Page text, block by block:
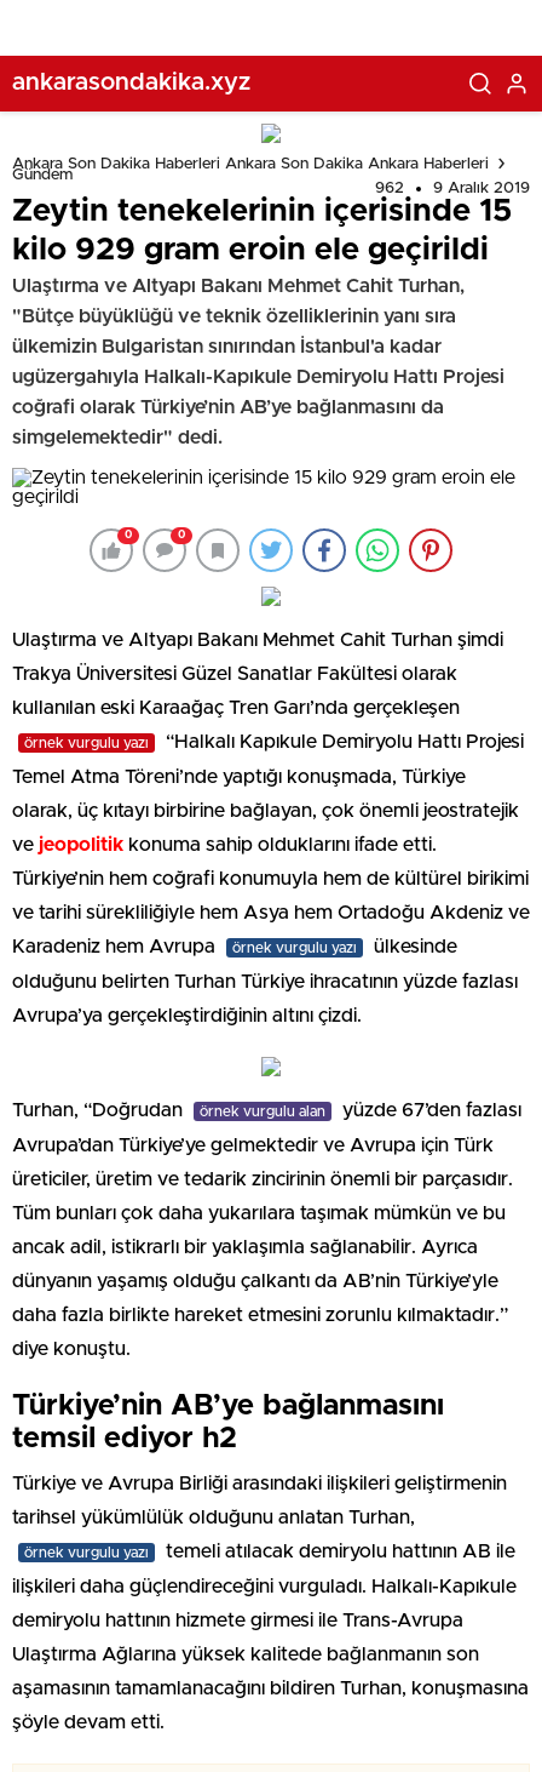
ankarasondakika.xyz
Ankara Son Dakika Haberleri Ankara Son Dakika Ankara Haberleri
Gündem
962
9 Aralık 2019
Zeytin tenekelerinin içerisinde 15
kilo 929 gram eroin ele geçirildi
Ulaştırma ve Altyapı Bakanı Mehmet Cahit Turhan,
"Bütçe büyüklüğü ve teknik özelliklerinin yanı sıra
ülkemizin Bulgaristan sınırından İstanbul'a kadar
ugüzergahıyla Halkalı-Kapıkule Demiryolu Hattı Projesi
coğrafi olarak Türkiye’nin AB’ye bağlanmasını da
simgelemektedir" dedi.
0 0
Ulaştırma ve Altyapı Bakanı Mehmet Cahit Turhan şimdi
Trakya Üniversitesi Güzel Sanatlar Fakültesi olarak
kullanılan eski Karaağaç Tren Garı’nda gerçekleşen
örnek vurgulu yazı
“Halkalı Kapıkule Demiryolu Hattı Projesi
Temel Atma Töreni’nde yaptığı konuşmada, Türkiye
olarak, üç kıtayı birbirine bağlayan, çok önemli jeostratejik
ve jeopolitik konuma sahip olduklarını ifade etti.
Türkiye’nin hem coğrafi konumuyla hem de kültürel birikimi
ve tarihi sürekliliğiyle hem Asya hem Ortadoğu Akdeniz ve
Karadeniz hem Avrupa
örnek vurgulu yazı
ülkesinde
olduğunu belirten Turhan Türkiye ihracatının yüzde fazlası
Avrupa’ya gerçekleştirdiğinin altını çizdi.
Turhan, “Doğrudan örnek vurgulu alan
yüzde 67’den fazlası
Avrupa’dan Türkiye’ye gelmektedir ve Avrupa için Türk
üreticiler, üretim ve tedarik zincirinin önemli bir parçasıdır.
Tüm bunları çok daha yukarılara taşımak mümkün ve bu
ancak adil, istikrarlı bir yaklaşımla sağlanabilir. Ayrıca
dünyanın yaşamış olduğu çalkantı da AB’nin Türkiye’yle
daha fazla birlikte hareket etmesini zorunlu kılmaktadır.”
diye konuştu.
Türkiye’nin AB’ye bağlanmasını
temsil ediyor h2
Türkiye ve Avrupa Birliği arasındaki ilişkileri geliştirmenin
tarihsel yükümlülük olduğunu anlatan Turhan,
örnek vurgulu yazı
temeli atılacak demiryolu hattının AB ile
ilişkileri daha güçlendireceğini vurguladı. Halkalı-Kapıkule
demiryolu hattının hizmete girmesi ile Trans-Avrupa
Ulaştırma Ağlarına yüksek kalitede bağlanmanın son
aşamasının tamamlanacağını bildiren Turhan, konuşmasına
şöyle devam etti.